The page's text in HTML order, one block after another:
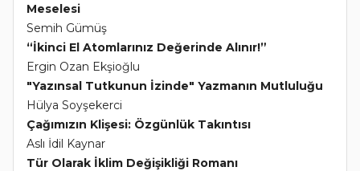
Meselesi
Semih Gümüş
“İkinci El Atomlarınız Değerinde Alınır!”
Ergin Ozan Ekşioğlu
"Yazınsal Tutkunun İzinde" Yazmanın Mutluluğu
Hülya Soyşekerci
Çağımızın Klişesi: Özgünlük Takıntısı
Aslı İdil Kaynar
Tür Olarak İklim Değişikliği Romanı